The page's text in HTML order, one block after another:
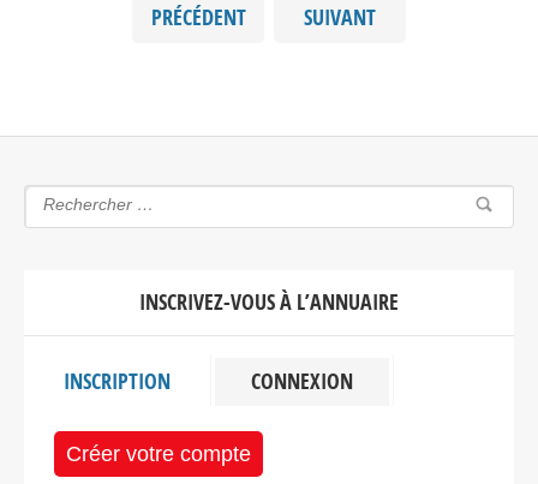
PRÉCÉDENT SUIVANT
INSCRIVEZ-VOUS À L’ANNUAIRE
INSCRIPTION CONNEXION
Créer votre compte